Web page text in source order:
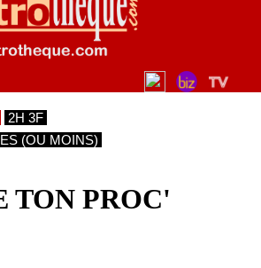
2H 3F
(OU MOINS)
TON PROC'